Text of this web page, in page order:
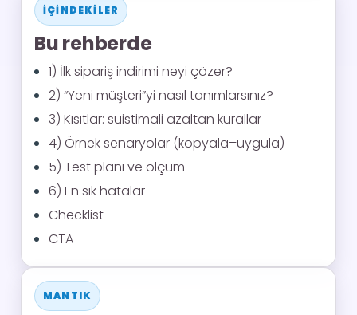
İÇINDEKILER
Bu rehberde
1) İlk sipariş indirimi neyi çözer?
2) “Yeni müşteri”yi nasıl tanımlarsınız?
3) Kısıtlar: suistimali azaltan kurallar
4) Örnek senaryolar (kopyala–uygula)
5) Test planı ve ölçüm
6) En sık hatalar
Checklist
CTA
MANTIK